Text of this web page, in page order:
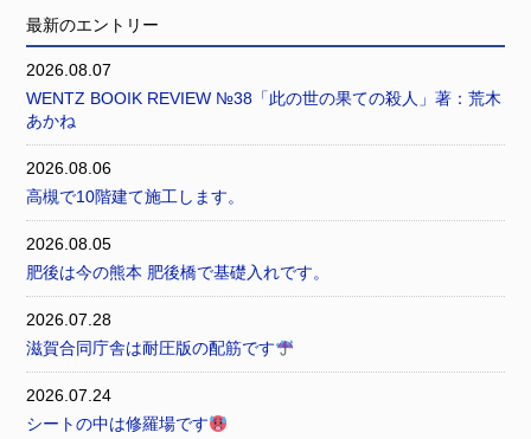
最新のエントリー
2026.08.07
WENTZ BOOIK REVIEW №38「此の世の果ての殺人」著：荒木
あかね
2026.08.06
高槻で10階建て施工します。
2026.08.05
肥後は今の熊本 肥後橋で基礎入れです。
2026.07.28
滋賀合同庁舎は耐圧版の配筋です
2026.07.24
シートの中は修羅場です